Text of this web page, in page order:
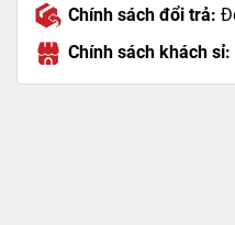
Chính sách đổi trả:
Chính sách khách sỉ: